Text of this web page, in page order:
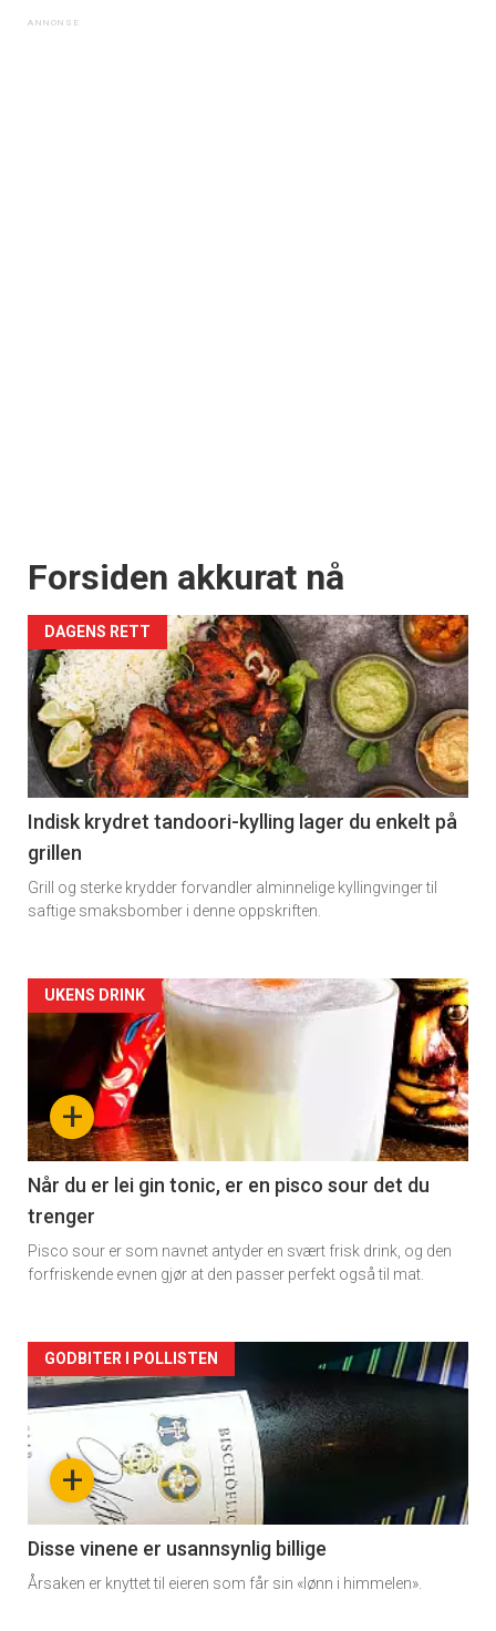
Forsiden akkurat nå
DAGENS RETT
Indisk krydret tandoori-kylling lager du enkelt på
grillen
Grill og sterke krydder forvandler alminnelige kyllingvinger til
saftige smaksbomber i denne oppskriften.
Forsiden
akkurat
nå
-
2
+
UKENS DRINK
Når du er lei gin tonic, er en pisco sour det du
trenger
Pisco sour er som navnet antyder en svært frisk drink, og den
forfriskende evnen gjør at den passer perfekt også til mat.
Forsiden
akkurat
nå
3
+
GODBITER I POLLISTEN
Disse vinene er usannsynlig billige
Årsaken er knyttet til eieren som får sin «lønn i himmelen».